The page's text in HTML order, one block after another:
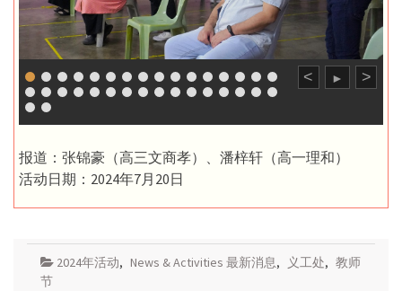
< ► >
报道：张锦豪（高三文商孝）、潘梓轩（高一理和）
活动日期：2024年7月20日
2024年活动, News & Activities 最新消息, 义工处, 教师
节